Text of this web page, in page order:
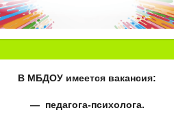
В МБДОУ имеется вакансия:
— педагога-психолога.